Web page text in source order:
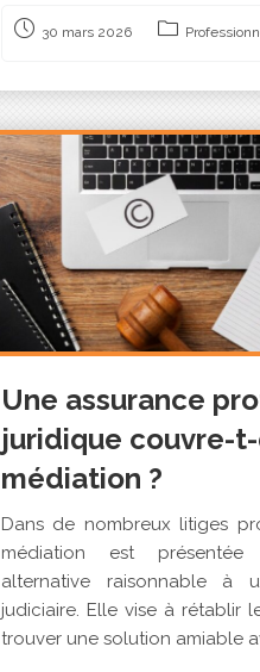
30 mars 2026
Une assurance
juridique couvre-
médiation ?
Dans de nombreux litiges
médiation est
alternative raisonnable à
judiciaire. Elle vise à rétablir
trouver une solution amiable